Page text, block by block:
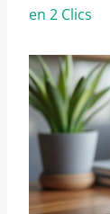
en 2 Clics